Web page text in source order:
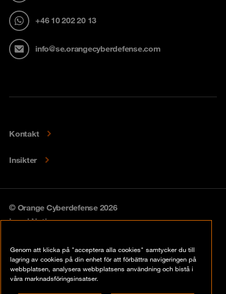
+46 10 202 20 13
info@se.orangecyberdefense.com
Kontakt
Insikter
© Orange Cyberdefense 2026
Legal Notice
Vulnerability policy
Genom att klicka på "acceptera alla cookies" samtycker du till
lagring av cookies på din enhet för att förbättra navigeringen på
webbplatsen, analysera webbplatsens användning och bistå i
våra marknadsföringsinsatser.